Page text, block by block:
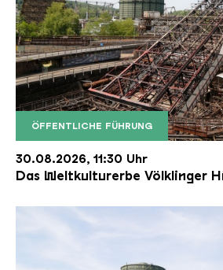
ÖFFENTLICHE FÜHRUNG
Der Erzschrägaufzug der
Copyright: Weltkulturerbe
30.08.2026, 11:30 Uhr
Das Weltkulturerbe Völklinger